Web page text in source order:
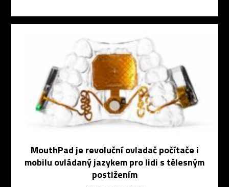
MouthPad je revoluční ovladač počítače i
mobilu ovládaný jazykem pro lidi s tělesným
postižením